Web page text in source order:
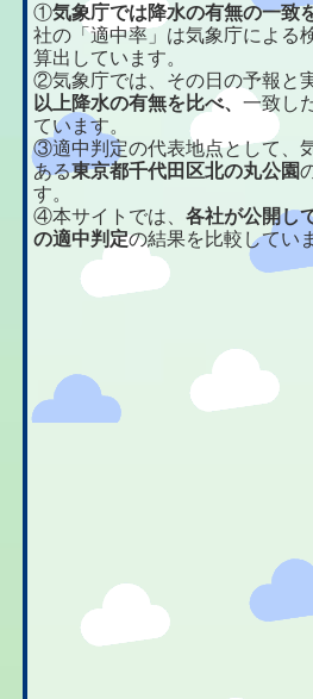
①気象庁では降水の有無の一致
社の「適中率」は気象庁による
算出しています。
②気象庁では、その日の予報と
以上降水の有無を比べ、一致し
ています。
③適中判定の代表地点として、
ある東京都千代田区北の丸公園
す。
④本サイトでは、各社が公開し
の適中判定の結果を比較してい